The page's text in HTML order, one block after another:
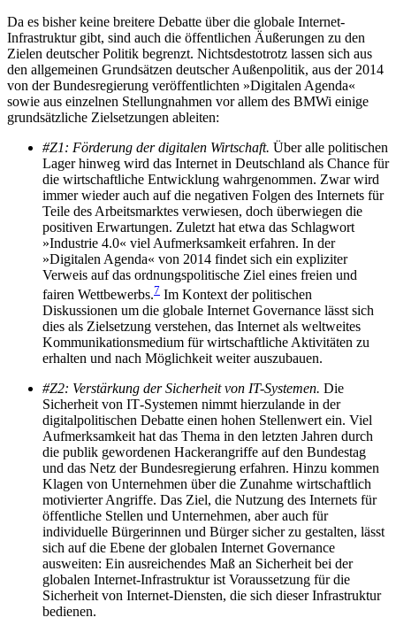
Da es bisher keine breitere Debatte über die globale Internet-
Infrastruktur gibt, sind auch die öffent­lichen Äußerungen zu den
Zielen deutscher Politik begrenzt. Nichtsdestotrotz lassen sich aus
den allge­meinen Grundsätzen deutscher Außenpolitik, aus der 2014
von der Bundesregierung veröffentlichten »Digitalen Agenda«
sowie aus einzelnen Stellungnahmen vor allem des BMWi einige
grundsätzliche Zielsetzungen ableiten:
#Z1: Förderung der digitalen Wirtschaft. Über alle politischen
Lager hinweg wird das Internet in Deutschland als Chance für
die wirtschaftliche Entwicklung wahrgenommen. Zwar wird
immer wieder auch auf die negativen Folgen des Internets für
Teile des Arbeitsmarktes verwiesen, doch über­wiegen die
positiven Erwartungen. Zuletzt hat etwa das Schlagwort
»Industrie 4.0« viel Aufmerksamkeit erfahren. In der
»Digitalen Agenda« von 2014 findet sich ein expliziter
Verweis auf das ordnungspolitische Ziel eines freien und
fairen Wettbewerbs.7 Im Kontext der politischen
Diskussionen um die globale Internet Governance lässt sich
dies als Zielsetzung verstehen, das Internet als weltweites
Kommunikationsmedium für wirtschaftliche Aktivitäten zu
erhalten und nach Möglichkeit weiter auszubauen.
#Z2: Verstärkung der Sicherheit von IT-Systemen. Die
Sicherheit von IT‑Systemen nimmt hierzulande in der
digitalpolitischen Debatte einen hohen Stellen­wert ein. Viel
Aufmerksamkeit hat das Thema in den letzten Jahren durch
die publik gewordenen Hackerangriffe auf den Bundestag
und das Netz der Bundesregierung erfahren. Hinzu kommen
Klagen von Unternehmen über die Zunahme wirtschaftlich
motivierter Angriffe. Das Ziel, die Nutzung des Internets für
öffentliche Stellen und Unternehmen, aber auch für
individuelle Bürgerinnen und Bürger sicher zu gestalten, lässt
sich auf die Ebene der globalen Internet Governance
ausweiten: Ein aus­reichendes Maß an Sicherheit bei der
globalen Internet-Infrastruktur ist Voraussetzung für die
Sicherheit von Internet-Diensten, die sich dieser Infrastruktur
bedienen.